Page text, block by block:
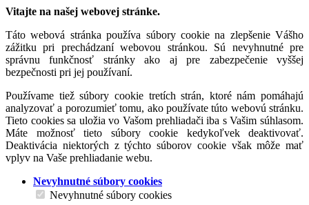
Vitajte na našej webovej stránke.
Táto webová stránka používa súbory cookie na zlepšenie Vášho
zážitku pri prechádzaní webovou stránkou. Sú nevyhnutné pre
správnu funkčnosť stránky ako aj pre zabezpečenie vyššej
bezpečnosti pri jej používaní.
Používame tiež súbory cookie tretích strán, ktoré nám pomáhajú
analyzovať a porozumieť tomu, ako používate túto webovú stránku.
Tieto cookies sa uložia vo Vašom prehliadači iba s Vašim súhlasom.
Máte možnosť tieto súbory cookie kedykoľvek deaktivovať.
Deaktivácia niektorých z týchto súborov cookie však môže mať
vplyv na Vaše prehliadanie webu.
Nevyhnutné súbory cookies
Nevyhnutné súbory cookies